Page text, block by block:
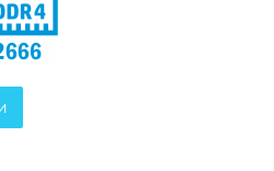
CPU